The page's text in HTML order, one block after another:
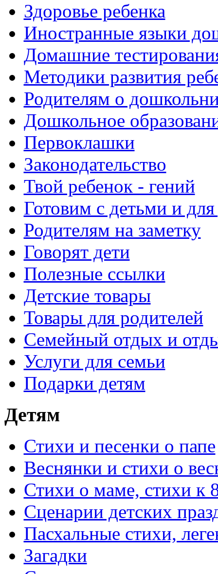
Здоровье ребенка
Иностранные языки
Домашние
Методики развития
Родителям о
Дошкольное
Первоклашки
Законодательство
Твой ребенок - гений
Готовим с детьми и для
Родителям на заметку
Говорят дети
Полезные ссылки
Детские товары
Товары для родителей
Семейный отдых и
Услуги для семьи
Подарки детям
Детям
Стихи и песенки о папе
Веснянки и стихи о
Стихи о маме, стихи к
Сценарии детских
Пасхальные стихи,
Загадки